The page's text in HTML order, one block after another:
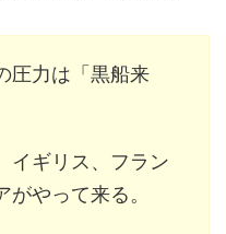
圧力は「黒船来
イギリス、フラン
やって来る。